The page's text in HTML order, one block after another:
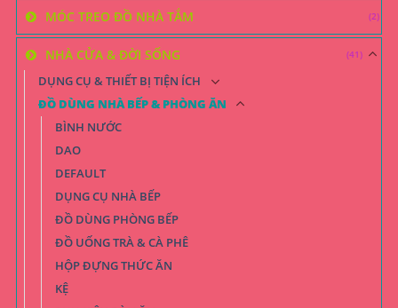
MÓC TREO ĐỒ NHÀ TẮM (2)
NHÀ CỬA & ĐỜI SỐNG (41)
DỤNG CỤ & THIẾT BỊ TIỆN ÍCH
ĐỒ DÙNG NHÀ BẾP & PHÒNG ĂN
BÌNH NƯỚC
DAO
DEFAULT
DỤNG CỤ NHÀ BẾP
ĐỒ DÙNG PHÒNG BẾP
ĐỒ UỐNG TRÀ & CÀ PHÊ
HỘP ĐỰNG THỨC ĂN
KỆ